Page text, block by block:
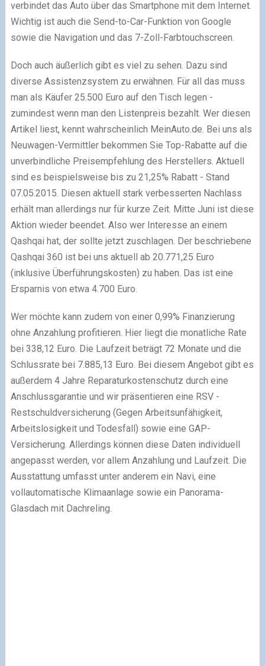
verbindet das Auto über das Smartphone mit dem Internet.
Wichtig ist auch die Send-to-Car-Funktion von Google
sowie die Navigation und das 7-Zoll-Farbtouchscreen.
Doch auch äußerlich gibt es viel zu sehen. Dazu sind
diverse Assistenzsystem zu erwähnen. Für all das muss
man als Käufer 25.500 Euro auf den Tisch legen -
zumindest wenn man den Listenpreis bezahlt. Wer diesen
Artikel liest, kennt wahrscheinlich MeinAuto.de. Bei uns als
Neuwagen-Vermittler bekommen Sie Top-Rabatte auf die
unverbindliche Preisempfehlung des Herstellers. Aktuell
sind es beispielsweise bis zu 21,25% Rabatt - Stand
07.05.2015. Diesen aktuell stark verbesserten Nachlass
erhält man allerdings nur für kurze Zeit. Mitte Juni ist diese
Aktion wieder beendet. Also wer Interesse an einem
Qashqai hat, der sollte jetzt zuschlagen. Der beschriebene
Qashqai 360 ist bei uns aktuell ab 20.771,25 Euro
(inklusive Überführungskosten) zu haben. Das ist eine
Ersparnis von etwa 4.700 Euro.
Wer möchte kann zudem von einer 0,99% Finanzierung
ohne Anzahlung profitieren. Hier liegt die monatliche Rate
bei 338,12 Euro. Die Laufzeit beträgt 72 Monate und die
Schlussrate bei 7.885,13 Euro. Bei diesem Angebot gibt es
außerdem 4 Jahre Reparaturkostenschutz durch eine
Anschlussgarantie und wir präsentieren eine RSV -
Restschuldversicherung (Gegen Arbeitsunfähigkeit,
Arbeitslosigkeit und Todesfall) sowie eine GAP-
Versicherung. Allerdings können diese Daten individuell
angepasst werden, vor allem Anzahlung und Laufzeit. Die
Ausstattung umfasst unter anderem ein Navi, eine
vollautomatische Klimaanlage sowie ein Panorama-
Glasdach mit Dachreling.